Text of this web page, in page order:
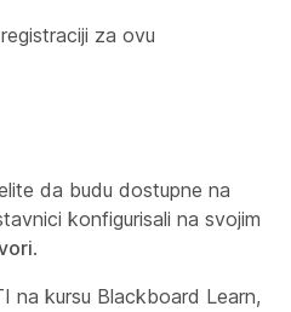
za ovu
da budu dostupne na
konfigurisali na svojim
.
na kursu Blackboard Learn,